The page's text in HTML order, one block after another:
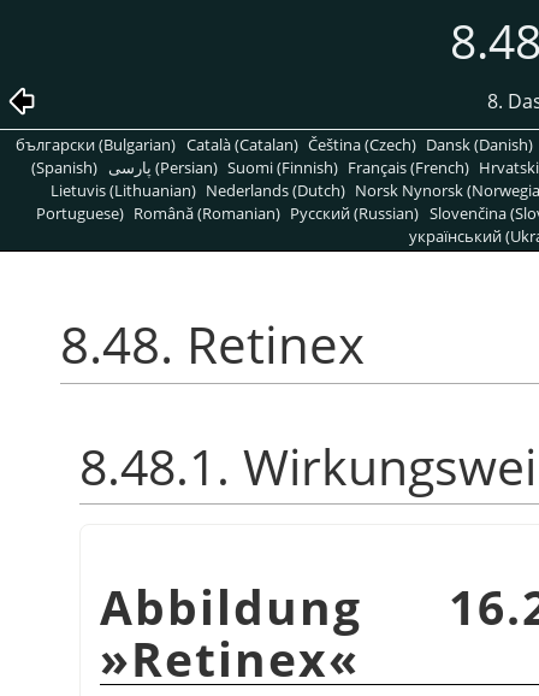
8.
български (Bulgarian) Català (Catalan) Čeština (Czech) Dansk (Danish)
(Spanish)
پارسی (Persian) Suomi (Finnish) Français (French)
Lietuvis (Lithuanian) Nederlands (Dutch) Norsk Nynorsk
Portuguese) Română (Romanian) Pусский (Russian) Slovenčina
український
8.48. Retinex
8.48.1.
Abbildung
»Retinex«